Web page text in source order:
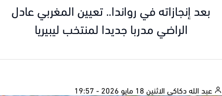
بعد إنجازاته في رواندا.. تعيين المغربي عادل
الراضي مدربا جديدا لمنتخب ليبيريا
الله دكاكيالاثنين 18 مايو 2026 - 19:57